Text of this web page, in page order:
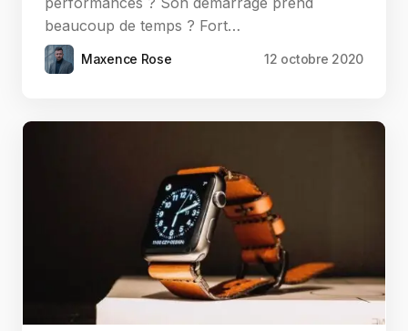
beaucoup de temps ? Fort…
Maxence Rose 12 octobre 2020